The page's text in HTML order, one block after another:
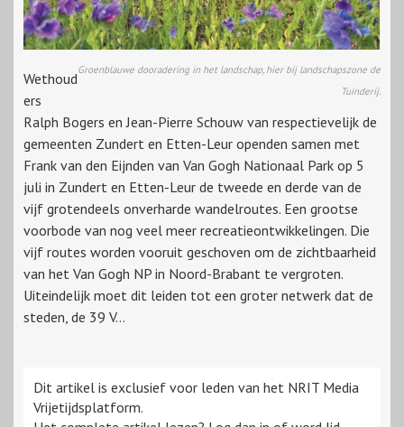
Groenblauwe dooradering in het landschap, hier bij landschapszone de
Tuinderij.
Wethoud
ers
Ralph Bogers en Jean-Pierre Schouw van respectievelijk de
gemeenten Zundert en Etten-Leur openden samen met
Frank van den Eijnden van Van Gogh Nationaal Park op 5
juli in Zundert en Etten-Leur de tweede en derde van de
vijf grotendeels onverharde wandelroutes. Een grootse
voorbode van nog veel meer recreatieontwikkelingen. Die
vijf routes worden vooruit geschoven om de zichtbaarheid
van het Van Gogh NP in Noord-Brabant te vergroten.
Uiteindelijk moet dit leiden tot een groter netwerk dat de
steden, de 39 V...
Dit artikel is exclusief voor leden van het NRIT Media
Vrijetijdsplatform.